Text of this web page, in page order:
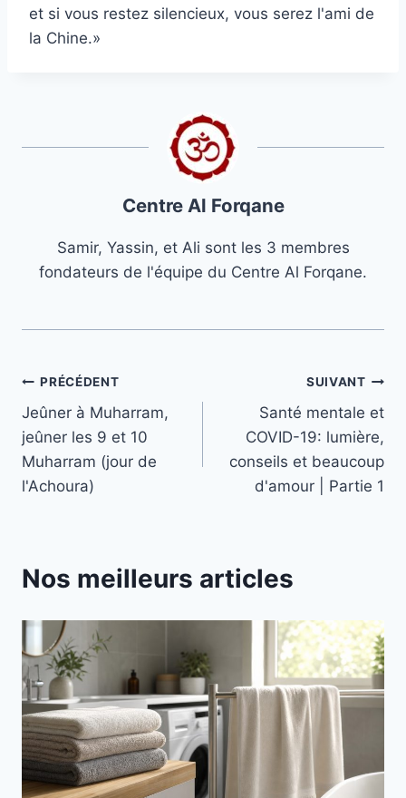
et si vous restez silencieux, vous serez l'ami de
la Chine.»
Centre Al Forqane
Samir, Yassin, et Ali sont les 3 membres
fondateurs de l'équipe du Centre Al Forqane.
Navigation
de
l’article
PRÉCÉDENT
Jeûner à Muharram,
jeûner les 9 et 10
Muharram (jour de
l'Achoura)
SUIVANT
Santé mentale et
COVID-19: lumière,
conseils et beaucoup
d'amour | Partie 1
Nos meilleurs articles